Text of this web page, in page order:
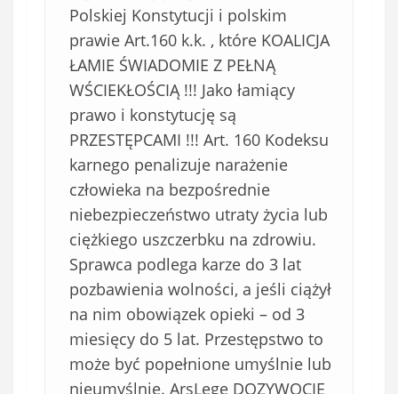
Polskiej Konstytucji i polskim
prawie Art.160 k.k. , które KOALICJA
ŁAMIE ŚWIADOMIE Z PEŁNĄ
WŚCIEKŁOŚCIĄ !!! Jako łamiący
prawo i konstytucję są
PRZESTĘPCAMI !!! Art. 160 Kodeksu
karnego penalizuje narażenie
człowieka na bezpośrednie
niebezpieczeństwo utraty życia lub
ciężkiego uszczerbku na zdrowiu.
Sprawca podlega karze do 3 lat
pozbawienia wolności, a jeśli ciążył
na nim obowiązek opieki – od 3
miesięcy do 5 lat. Przestępstwo to
może być popełnione umyślnie lub
nieumyślnie. ArsLege DOZYWOCIE